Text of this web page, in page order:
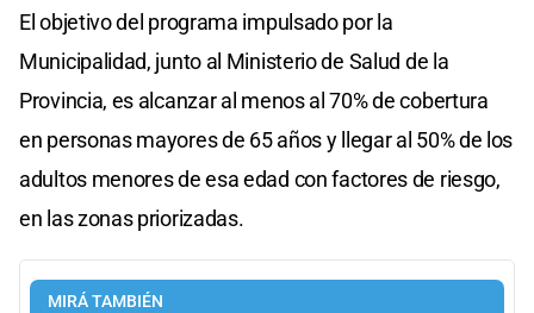
El objetivo del programa impulsado por la
Municipalidad, junto al Ministerio de Salud de la
Provincia, es alcanzar al menos al 70% de cobertura
en personas mayores de 65 años y llegar al 50% de los
adultos menores de esa edad con factores de riesgo,
en las zonas priorizadas.
MIRÁ TAMBIÉN